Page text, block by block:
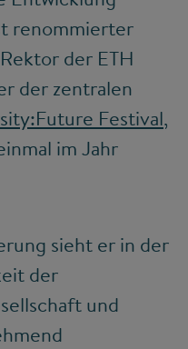
renommierter
der ETH
der zentralen
Festival,
im Jahr
sieht er in der
der
und